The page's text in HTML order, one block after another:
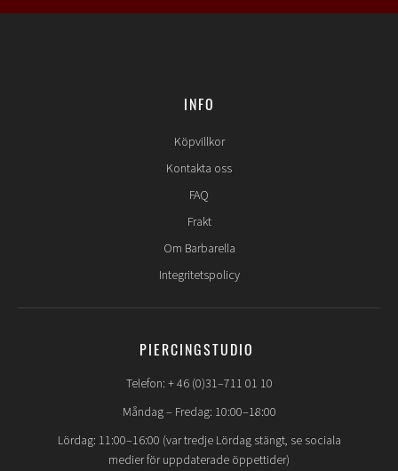
INFO
Köpvillkor
Kontakta oss
FAQ
Frakt
Om Barbarella
Integritetspolicy
PIERCINGSTUDIO
Telefon: + 46 (0)31–711 01 10
Måndag – Fredag: 10:00–18:00
Lördag: 11:00–16:00 (var tredje Lördag stängt, se sociala
medier för uppdaterade öppettider)